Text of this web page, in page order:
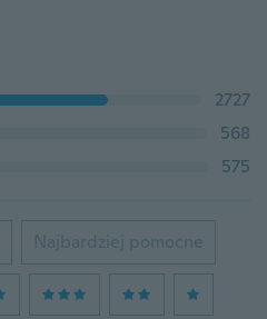
2727
568
575
Najbardziej pomocne